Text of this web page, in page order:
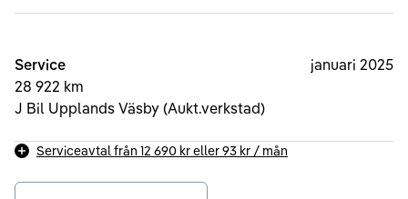
Service
28 922 km
J Bil Upplands Väsby (Aukt.verkstad)
januari 2025
Serviceavtal från 12 690 kreller93 kr / mån